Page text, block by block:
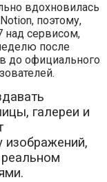
вдохновилась
поэтому,
над сервисом,
после
до официального
галереи и
изображений,